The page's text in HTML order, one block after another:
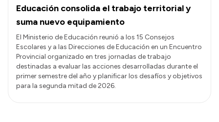
Educación consolida el trabajo territorial y
suma nuevo equipamiento
El Ministerio de Educación reunió a los 15 Consejos
Escolares y a las Direcciones de Educación en un Encuentro
Provincial organizado en tres jornadas de trabajo
destinadas a evaluar las acciones desarrolladas durante el
primer semestre del año y planificar los desafíos y objetivos
para la segunda mitad de 2026.